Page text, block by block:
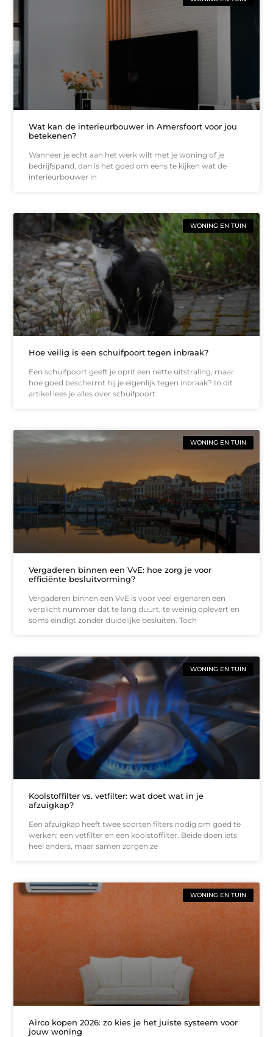
Wat kan de interieurbouwer in Amersfoort voor jou
betekenen?
Wanneer je echt aan het werk wilt met je woning of je
bedrijfspand, dan is het goed om eens te kijken wat de
interieurbouwer in
WONING EN TUIN
Hoe veilig is een schuifpoort tegen inbraak?
Een schuifpoort geeft je oprit een nette uitstraling, maar
hoe goed beschermt hij je eigenlijk tegen inbraak? In dit
artikel lees je alles over schuifpoort
WONING EN TUIN
Vergaderen binnen een VvE: hoe zorg je voor
efficiënte besluitvorming?
Vergaderen binnen een VvE is voor veel eigenaren een
verplicht nummer dat te lang duurt, te weinig oplevert en
soms eindigt zonder duidelijke besluiten. Toch
WONING EN TUIN
Koolstoffilter vs. vetfilter: wat doet wat in je
afzuigkap?
Een afzuigkap heeft twee soorten filters nodig om goed te
werken: een vetfilter en een koolstoffilter. Beide doen iets
heel anders, maar samen zorgen ze
WONING EN TUIN
Airco kopen 2026: zo kies je het juiste systeem voor
jouw woning